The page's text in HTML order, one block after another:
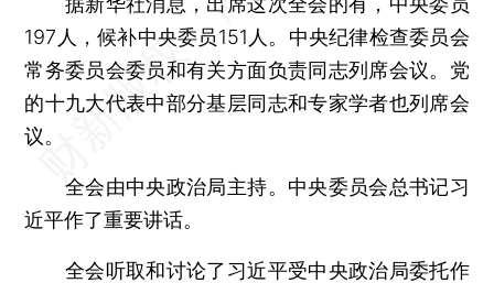
197人，候补中央委员151人。中央纪律检查委员会
常务委员会委员和有关方面负责同志列席会议。党
的十九大代表中部分基层同志和专家学者也列席会
议。
全会由中央政治局主持。中央委员会总书记习
近平作了重要讲话。
全会听取和讨论了习近平受中央政治局委托作